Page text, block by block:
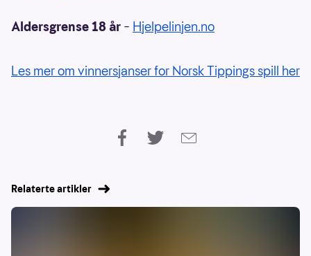
Aldersgrense 18 år – Hjelpelinjen.no
Les mer om vinnersjanser for Norsk Tippings spill her
Relaterte artikler